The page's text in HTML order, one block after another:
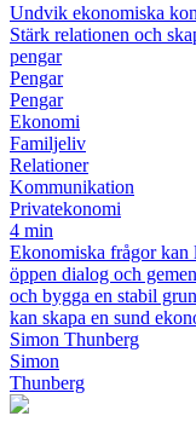
Undvik ekonomiska
Stärk relationen och
pengar
Pengar
Pengar
Ekonomi
Familjeliv
Relationer
Kommunikation
Privatekonomi
4 min
Ekonomiska frågor kan
öppen dialog och
och bygga en stabil
kan skapa en sund
Simon Thunberg
Simon
Thunberg